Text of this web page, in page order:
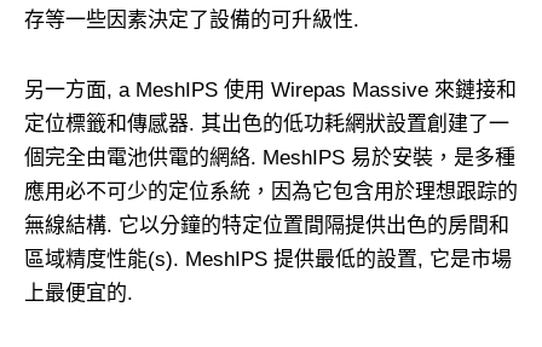
存等一些因素決定了設備的可升級性.
另一方面, a MeshIPS 使用 Wirepas Massive 來鏈接和
定位標籤和傳感器. 其出色的低功耗網狀設置創建了一
個完全由電池供電的網絡. MeshIPS 易於安裝，是多種
應用必不可少的定位系統，因為它包含用於理想跟踪的
無線結構. 它以分鐘的特定位置間隔提供出色的房間和
區域精度性能(s). MeshIPS 提供最低的設置, 它是市場
上最便宜的.